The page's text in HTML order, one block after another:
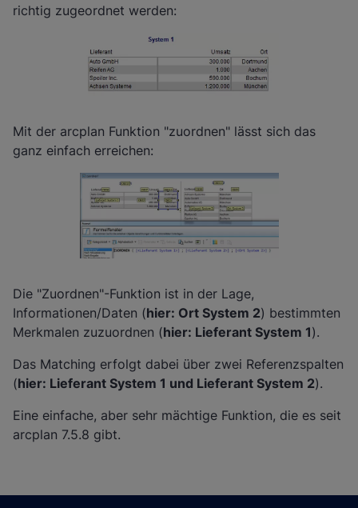
richtig zugeordnet werden:
Mit der arcplan Funktion "zuordnen" lässt sich das
ganz einfach erreichen:
Die "Zuordnen"-Funktion ist in der Lage,
Informationen/Daten (hier: Ort System 2) bestimmten
Merkmalen zuzuordnen (hier: Lieferant System 1).
Das Matching erfolgt dabei über zwei Referenzspalten
(hier: Lieferant System 1 und Lieferant System 2).
Eine einfache, aber sehr mächtige Funktion, die es seit
arcplan 7.5.8 gibt.